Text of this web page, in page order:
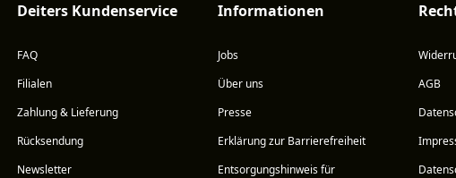
Deiters Kundenservice
FAQ
Filialen
Zahlung & Lieferung
Rücksendung
Newsletter
Informationen
Jobs
Über uns
Presse
Erklärung zur Barrierefreiheit
Entsorgungshinweis für
AGB